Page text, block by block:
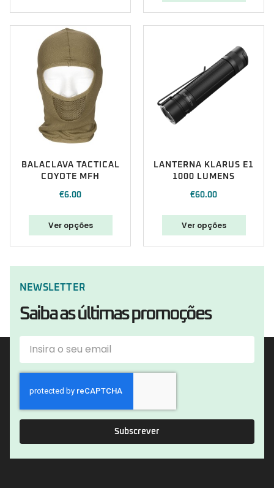
BALACLAVA TACTICAL
COYOTE MFH
€6.00
Ver opções
LANTERNA KLARUS E1
1000 LUMENS
€60.00
Ver opções
NEWSLETTER
Saiba as últimas promoções
Subscrever